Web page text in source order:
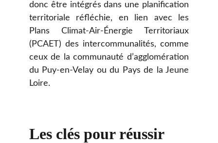
donc être intégrés dans une planification
territoriale réfléchie, en lien avec les
Plans Climat-Air-Énergie Territoriaux
(PCAET) des intercommunalités, comme
ceux de la communauté d’agglomération
du Puy-en-Velay ou du Pays de la Jeune
Loire.
Les clés pour réussir